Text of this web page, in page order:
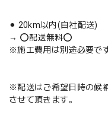
⚫︎ 20km以内(自社配送)
→ ⭕️配送無料⭕️
※施工費用は別途必要です
※配送はご希望日時の候
させて頂きます。